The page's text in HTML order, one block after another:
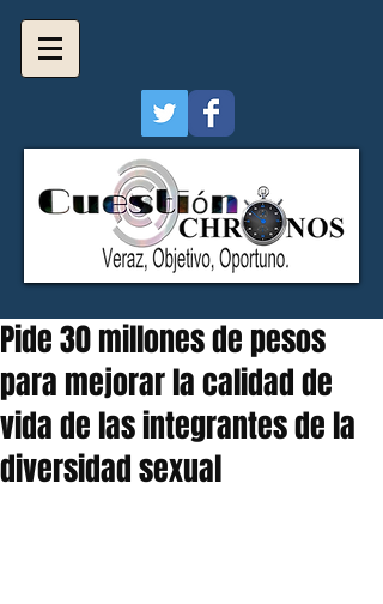
Pide 30 millones de pesos
para mejorar la calidad de
vida de las integrantes de la
diversidad sexual